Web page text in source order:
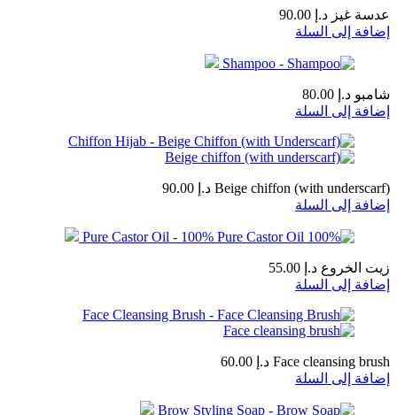
عدسة غيز د.إ
إضافة إلى السلة
شامبو د.إ
إضافة إلى السلة
Beige chiffon (with underscarf) د.إ
إضافة إلى السلة
زيت الخروع د.إ
إضافة إلى السلة
Face cleansing brush د.إ
إضافة إلى السلة